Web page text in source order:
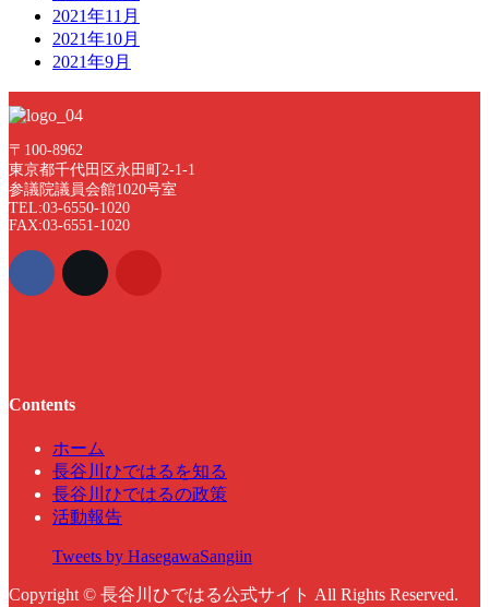
2021年11月
2021年10月
2021年9月
〒100-8962
東京都千代田区永田町2-1-1
参議院議員会館1020号室
TEL:03-6550-1020
FAX:03-6551-1020
Contents
ホーム
長谷川ひではるを知る
長谷川ひではるの政策
活動報告
Tweets by HasegawaSangiin
Copyright © 長谷川ひではる公式サイト All Rights Reserved.